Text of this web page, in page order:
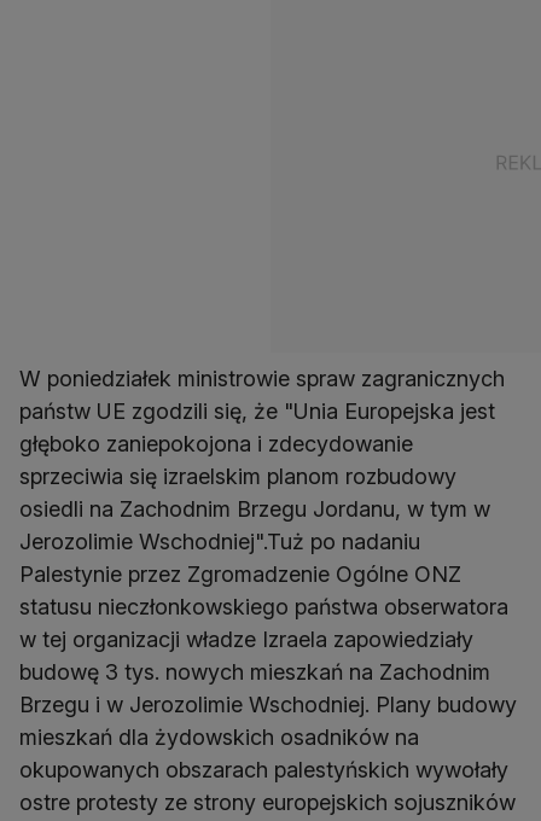
W poniedziałek ministrowie spraw zagranicznych
państw UE zgodzili się, że "Unia Europejska jest
głęboko zaniepokojona i zdecydowanie
sprzeciwia się izraelskim planom rozbudowy
osiedli na Zachodnim Brzegu Jordanu, w tym w
Jerozolimie Wschodniej".Tuż po nadaniu
Palestynie przez Zgromadzenie Ogólne ONZ
statusu nieczłonkowskiego państwa obserwatora
w tej organizacji władze Izraela zapowiedziały
budowę 3 tys. nowych mieszkań na Zachodnim
Brzegu i w Jerozolimie Wschodniej. Plany budowy
mieszkań dla żydowskich osadników na
okupowanych obszarach palestyńskich wywołały
ostre protesty ze strony europejskich sojuszników